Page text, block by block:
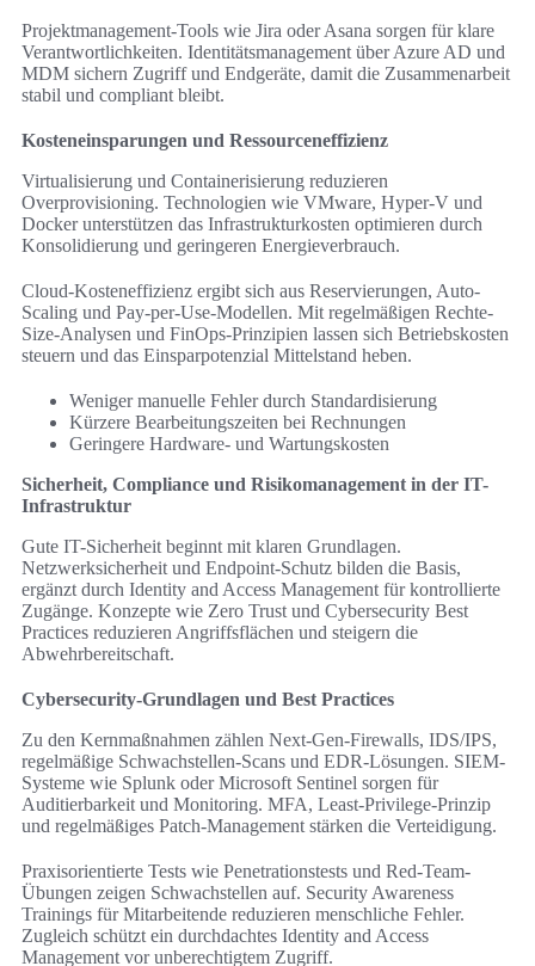
Projektmanagement-Tools wie Jira oder Asana sorgen für klare
Verantwortlichkeiten. Identitätsmanagement über Azure AD und
MDM sichern Zugriff und Endgeräte, damit die Zusammenarbeit
stabil und compliant bleibt.
Kosteneinsparungen und Ressourceneffizienz
Virtualisierung und Containerisierung reduzieren
Overprovisioning. Technologien wie VMware, Hyper-V und
Docker unterstützen das Infrastrukturkosten optimieren durch
Konsolidierung und geringeren Energieverbrauch.
Cloud-Kosteneffizienz ergibt sich aus Reservierungen, Auto-
Scaling und Pay-per-Use-Modellen. Mit regelmäßigen Rechte-
Size-Analysen und FinOps-Prinzipien lassen sich Betriebskosten
steuern und das Einsparpotenzial Mittelstand heben.
Weniger manuelle Fehler durch Standardisierung
Kürzere Bearbeitungszeiten bei Rechnungen
Geringere Hardware- und Wartungskosten
Sicherheit, Compliance und Risikomanagement in der IT-
Infrastruktur
Gute IT-Sicherheit beginnt mit klaren Grundlagen.
Netzwerksicherheit und Endpoint-Schutz bilden die Basis,
ergänzt durch Identity and Access Management für kontrollierte
Zugänge. Konzepte wie Zero Trust und Cybersecurity Best
Practices reduzieren Angriffsflächen und steigern die
Abwehrbereitschaft.
Cybersecurity-Grundlagen und Best Practices
Zu den Kernmaßnahmen zählen Next-Gen-Firewalls, IDS/IPS,
regelmäßige Schwachstellen-Scans und EDR-Lösungen. SIEM-
Systeme wie Splunk oder Microsoft Sentinel sorgen für
Auditierbarkeit und Monitoring. MFA, Least-Privilege-Prinzip
und regelmäßiges Patch-Management stärken die Verteidigung.
Praxisorientierte Tests wie Penetrationstests und Red-Team-
Übungen zeigen Schwachstellen auf. Security Awareness
Trainings für Mitarbeitende reduzieren menschliche Fehler.
Zugleich schützt ein durchdachtes Identity and Access
Management vor unberechtigtem Zugriff.